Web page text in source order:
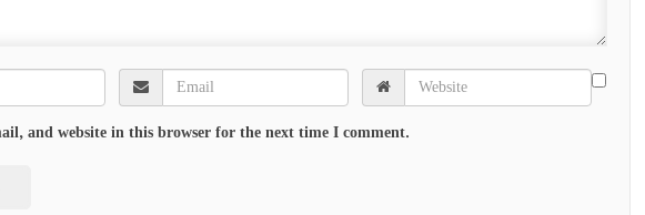
and website in this browser for the next time I comment.